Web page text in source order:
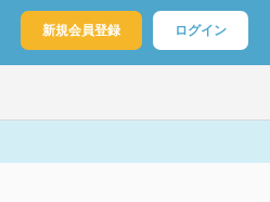
新規会員登録 ログイン